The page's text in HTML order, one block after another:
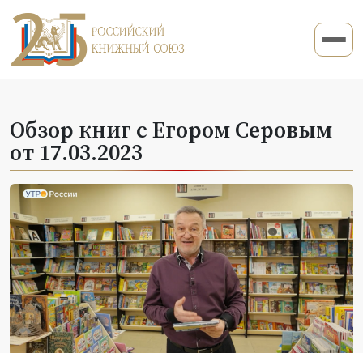
Обзор книг с Егором Серовым
от 17.03.2023